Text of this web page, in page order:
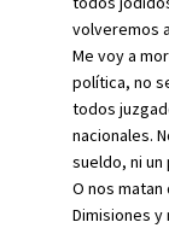
volveremos
Me voy a
política, no
todos
nacionales.
sueldo, ni
O nos
Dimisiones y